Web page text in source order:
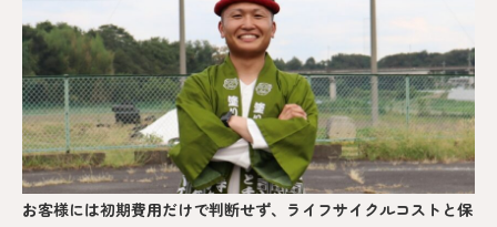
お客様には初期費用だけで判断せず、ライフサイクルコストと保